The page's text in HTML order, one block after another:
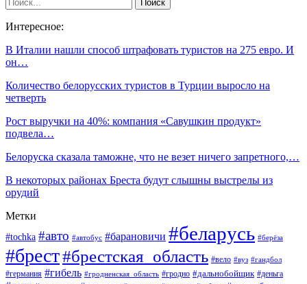
Интересное:
В Италии нашли способ штрафовать туристов на 275 евро. И
он…
Количество белорусских туристов в Турции выросло на
четверть
Рост выручки на 40%: компания «Савушкин продукт»
подвела…
Белоруска сказала таможне, что не везет ничего запретного,…
В некоторых районах Бреста будут слышны выстрелы из
орудий
Метки
#tochka #авто #автобус #барановичи #беларусь #берёза
#брест#брестская_область #вело #вуз #гандбол
#германия #гибель #гродненская_область #гродно #дальнобойщик #деньга